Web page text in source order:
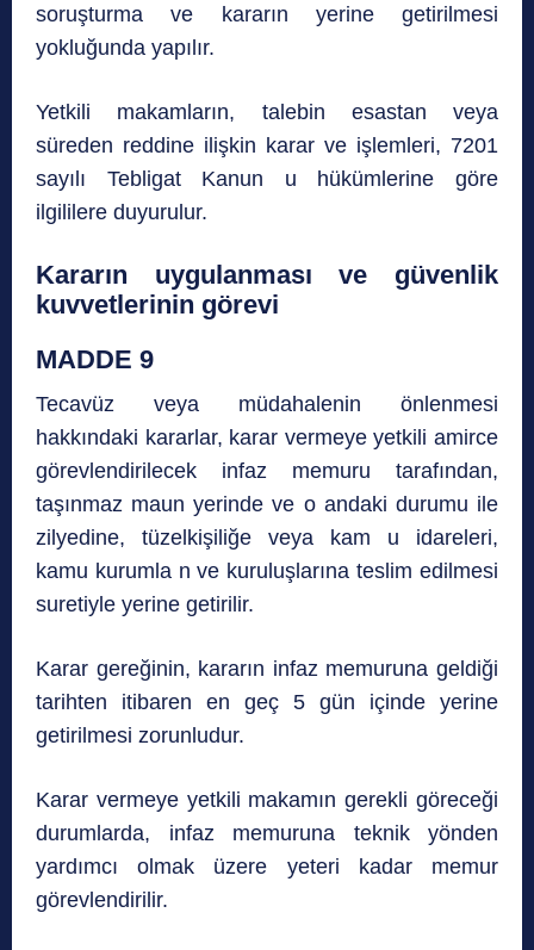
soruşturma ve kararın yerine getirilmesi
yokluğunda yapılır.
Yetkili makamların, talebin esastan veya
süreden reddine ilişkin karar ve işlemleri, 7201
sayılı Tebligat Kanun u hükümlerine göre
ilgililere duyurulur.
Kararın uygulanması ve güvenlik
kuvvetlerinin görevi
MADDE 9
Tecavüz veya müdahalenin önlenmesi
hakkındaki kararlar, karar vermeye yetkili amirce
görevlendirilecek infaz memuru tarafından,
taşınmaz maun yerinde ve o andaki durumu ile
zilyedine, tüzelkişiliğe veya kam u idareleri,
kamu kurumla n ve kuruluşlarına teslim edilmesi
suretiyle yerine getirilir.
Karar gereğinin, kararın infaz memuruna geldiği
tarihten itibaren en geç 5 gün içinde yerine
getirilmesi zorunludur.
Karar vermeye yetkili makamın gerekli göreceği
durumlarda, infaz memuruna teknik yönden
yardımcı olmak üzere yeteri kadar memur
görevlendirilir.